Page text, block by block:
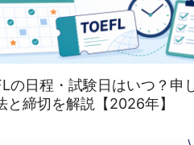
の日程・試験日はいつ？申
と締切を解説【2026年】